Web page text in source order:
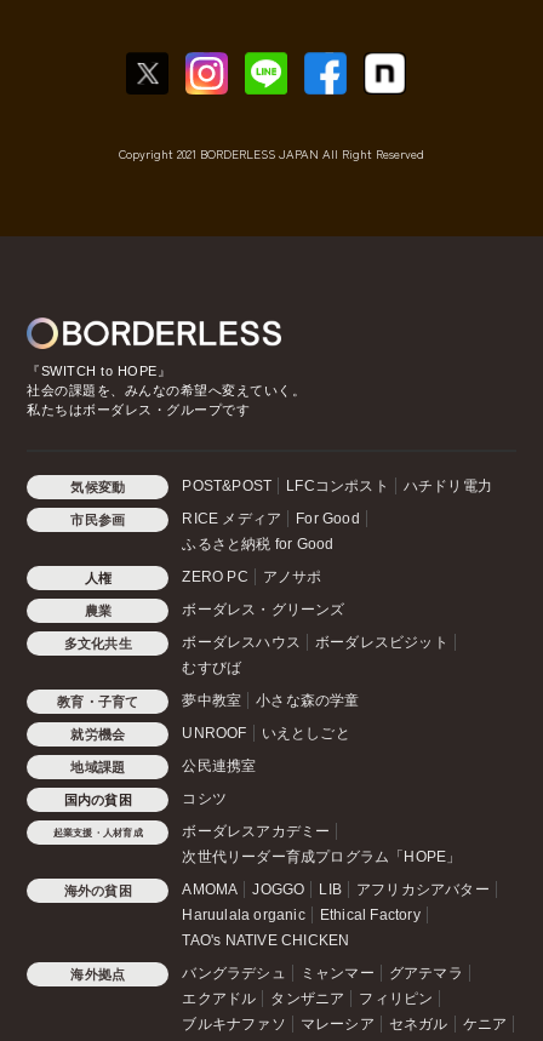
Copyright 2021 BORDERLESS JAPAN All Right Reserved
『SWITCH to HOPE』
社会の課題を、みんなの希望へ変えていく。
私たちはボーダレス・グループです
気候変動 POST&POST LFCコンポスト ハチドリ電力
市民参画 RICE メディア
For Good
ふるさと納税 for Good
人権 ZERO PC アノサポ
農業 ボーダレス・グリーンズ
多文化共生 ボーダレスハウス
ボーダレスビジット
むすびば
教育・子育て 夢中教室 小さな森の学童
就労機会 UNROOF いえとしごと
地域課題 公民連携室
国内の貧困 コシツ
起業支援・人材育成
ボーダレスアカデミー
次世代リーダー育成プログラム「HOPE」
海外の貧困 AMOMA JOGGO LIB
アフリカシアバター
Haruulala organic
Ethical Factory
TAO's NATIVE CHICKEN
海外拠点 バングラデシュ ミャンマー
グアテマラ
エクアドル
タンザニア
フィリピン
ブルキナファソ
マレーシア セネガル ケニア